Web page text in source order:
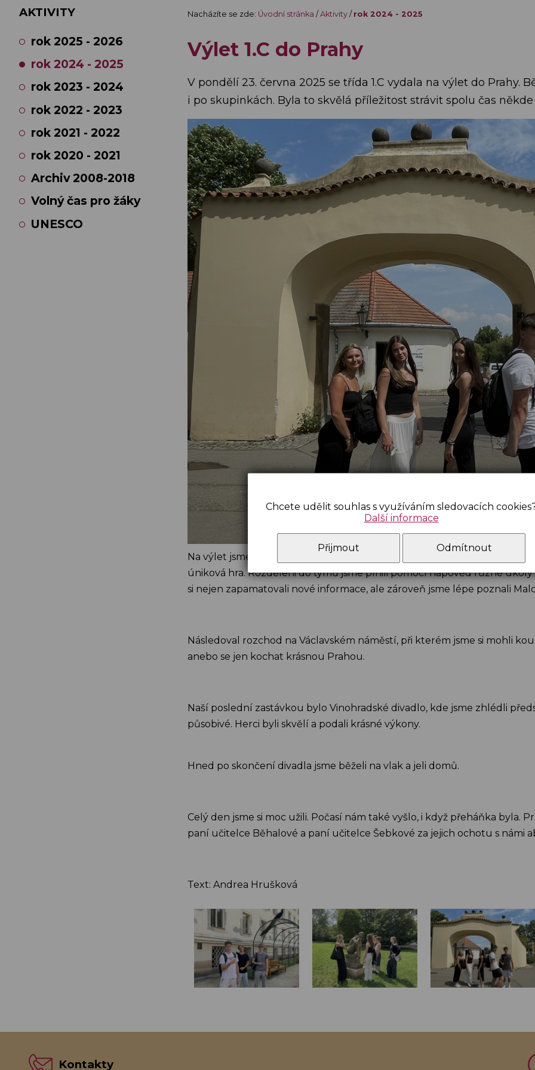
Nacházíte se zde: Úvodní stránka /Aktivity/ rok 2024 - 2025
Výlet 1.C do Prahy
V pondělí 23. června 2025 se třída 1.C vydala na výlet do Prahy.
i po skupinkách. Byla to skvělá příležitost strávit spolu čas
Na výlet jsme vyrazili vlakem a potom už jsme dále po Praze
úniková hra. Rozděleni do týmů jsme plnili pomocí nápověd různé
si nejen zapamatovali nové informace, ale zároveň jsme lépe poznali
Následoval rozchod na Václavském náměstí, při kterém jsme si mohli
anebo se jen kochat krásnou Prahou.
Naší poslední zastávkou bylo Vinohradské divadlo, kde jsme zhlédli
působivé. Herci byli skvělí a podali krásné výkony.
Hned po skončení divadla jsme běželi na vlak a jeli domů.
Celý den jsme si moc užili. Počasí nám také vyšlo, i když přeháňka byla.
paní učitelce Běhalové a paní učitelce Šebkové za jejich ochotu s námi
Text: Andrea Hrušková
AKTIVITY
rok 2025 - 2026
rok 2024 - 2025
rok 2023 - 2024
rok 2022 - 2023
rok 2021 - 2022
rok 2020 - 2021
Archiv 2008-2018
Volný čas pro žáky
UNESCO
Kontakty
Chcete udělit souhlas s využíváním sledovacích
Další informace
Přijmout Odmítnout